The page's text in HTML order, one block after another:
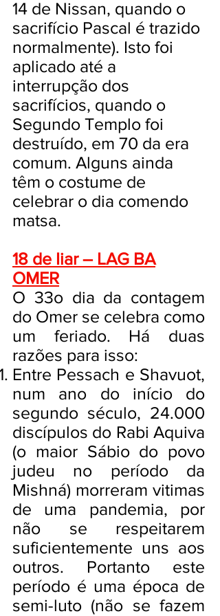
14 de Nissan, quando o
sacrifício Pascal é trazido
normalmente). Isto foi
aplicado até a
interrupção dos
sacrifícios, quando o
Segundo Templo foi
destruído, em 70 da era
comum. Alguns ainda
têm o costume de
celebrar o dia comendo
matsa.
18 de Iiar – LAG BA
OMER
O 33o dia da contagem
do Omer se celebra como
um feriado. Há duas
razões para isso:
Entre Pessach e Shavuot,
num ano do início do
segundo século, 24.000
discípulos do Rabi Aquiva
(o maior Sábio do povo
judeu no período da
Mishná) morreram vitimas
de uma pandemia, por
não se respeitarem
suficientemente uns aos
outros. Portanto este
período é uma época de
semi-luto (não se fazem